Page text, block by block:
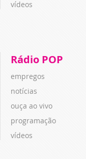
vídeos
Rádio POP
empregos
notícias
ouça ao vivo
programação
vídeos